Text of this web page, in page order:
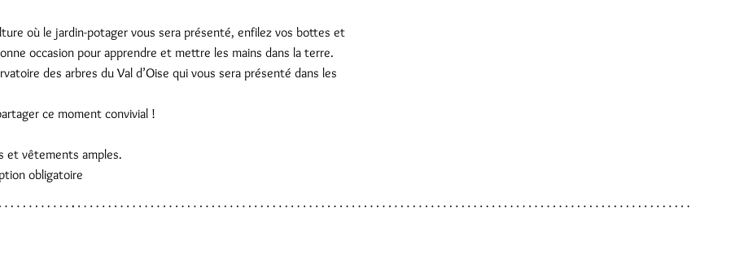
où le jardin-potager vous sera présenté, enfilez vos bottes et
occasion pour apprendre et mettre les mains dans la terre.
des arbres du Val d’Oise qui vous sera présenté dans les
ce moment convivial !
et vêtements amples.
obligatoire